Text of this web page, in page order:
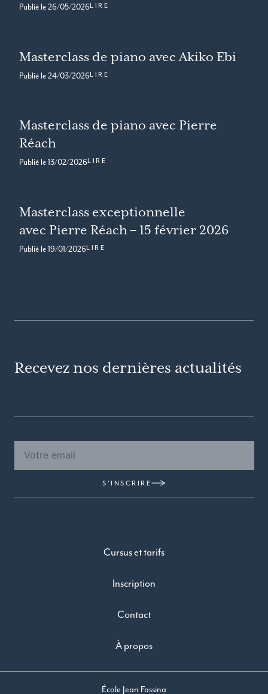
Publié le26/05/2026LIRE
Masterclass de piano avec Akiko Ebi
Publié le24/03/2026LIRE
Masterclass de piano avec Pierre
Réach
Publié le13/02/2026LIRE
Masterclass exceptionnelle
avec Pierre Réach – 15 février 2026
Publié le19/01/2026LIRE
Recevez nos dernières actualités
S'INSCRIRE
Cursus et tarifs
Inscription
Contact
À propos
École Jean Fassina